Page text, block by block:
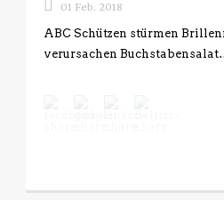
01 Feb. 2018
ABC Schützen stürmen
verursachen